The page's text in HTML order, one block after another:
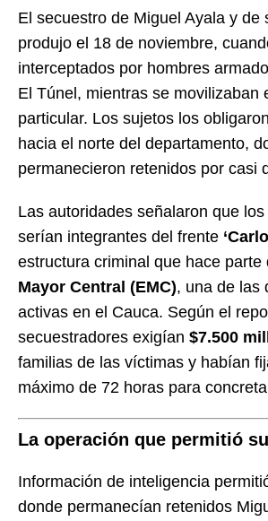
El secuestro de Miguel Ayala y de
produjo el 18 de noviembre,
interceptados por hombres
El Túnel, mientras se movilizaban
particular. Los sujetos los
hacia el norte del departamento,
permanecieron retenidos por casi
Las autoridades señalaron que
serían integrantes del frente
estructura criminal que hace parte
Mayor Central (EMC), una de las
activas en el Cauca. Según el
secuestradores exigían $7.500
familias de las víctimas y habían
máximo de 72 horas para
La operación que permitió
Información de inteligencia
donde permanecían retenidos